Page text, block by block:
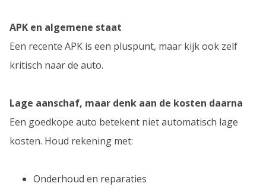
APK en algemene staat
Een recente APK is een pluspunt, maar kijk ook zelf
kritisch naar de auto.
Lage aanschaf, maar denk aan de kosten daarna
Een goedkope auto betekent niet automatisch lage
kosten. Houd rekening met:
Onderhoud en reparaties